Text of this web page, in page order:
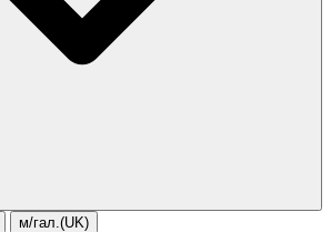
м/гал.(UK)